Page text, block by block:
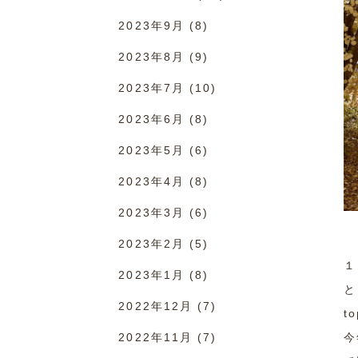
2023年9月 (8)
2023年8月 (9)
2023年7月 (10)
2023年6月 (8)
2023年5月 (6)
2023年4月 (8)
2023年3月 (6)
2023年2月 (5)
2023年1月 (8)
2022年12月 (7)
2022年11月 (7)